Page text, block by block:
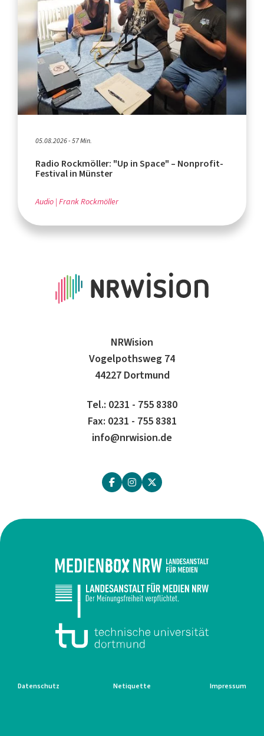
05.08.2026 - 57 Min.
Radio Rockmöller: "Up in Space" – Nonprofit-
Festival in Münster
Audio Frank Rockmöller
NRWision
Vogelpothsweg 74
44227 Dortmund
Tel.: 0231 - 755 8380
Fax: 0231 - 755 8381
info@nrwision.de
Datenschutz Netiquette Impressum